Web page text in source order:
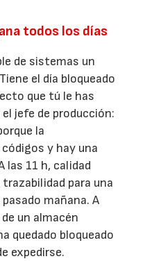
todos los días
de sistemas un
el día bloqueado
que tú le has
jefe de producción:
la
y hay una
las 11 h, calidad
para una
mañana. A
un almacén
quedado bloqueado
expedirse.